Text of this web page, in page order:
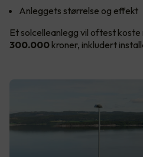
Anleggets størrelse og effekt
Et solcelleanlegg vil oftest koste
300.000 kroner, inkludert